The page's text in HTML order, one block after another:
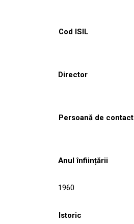
Cod ISIL
Director
Persoană de contact
Anul înființării
1960
Istoric